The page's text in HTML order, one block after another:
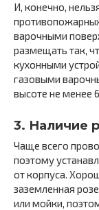
И, конечно,
варочными
размещать так,
кухонными
газовыми
высоте не менее
3. Наличие
Чаще всего
поэтому
от корпуса.
заземленная
или мойки,